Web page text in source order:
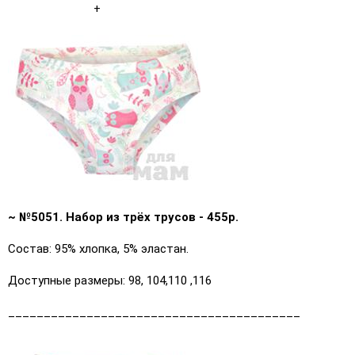
+
~ №5051. Набор из трёх трусов - 455р.
Состав: 95% хлопка, 5% эластан.
Доступные размеры: 98, 104,110 ,116